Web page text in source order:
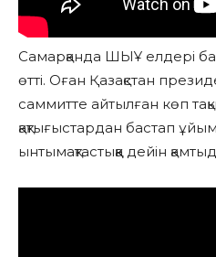
Самарқанда ШЫҰ елдері
өтті. Оған Қазақстан
саммитте айтылған көп
қақтығыстардан бастап
ынтымақтастыққа дейін